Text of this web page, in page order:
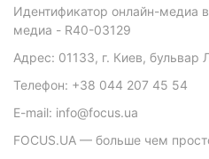
Идентификатор онлайн-медиа
медиа - R40-03129
Адрес: 01133, г. Киев, бульвар
Телефон: +38 044 207 45 54
E-mail: info@focus.ua
FOCUS.UA — больше чем